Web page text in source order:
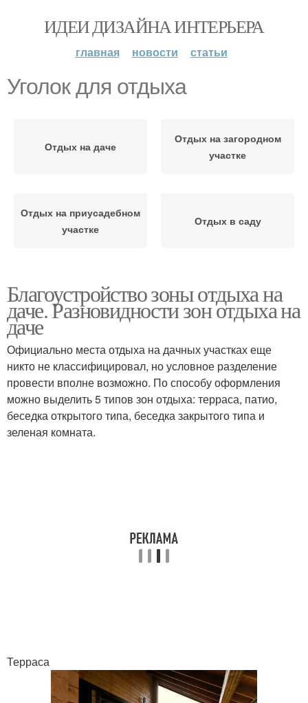
ИДЕИ ДИЗАЙНА ИНТЕРЬЕРА
главная новости статьи
Уголок для отдыха
Отдых на даче
Отдых на загородном
участке
Отдых на приусадебном
участке
Отдых в саду
Благоустройство зоны отдыха на
даче. Разновидности зон отдыха на
даче
Официально места отдыха на дачных участках еще
никто не классифицировал, но условное разделение
провести вполне возможно. По способу оформления
можно выделить 5 типов зон отдыха: терраса, патио,
беседка открытого типа, беседка закрытого типа и
зеленая комната.
Терраса